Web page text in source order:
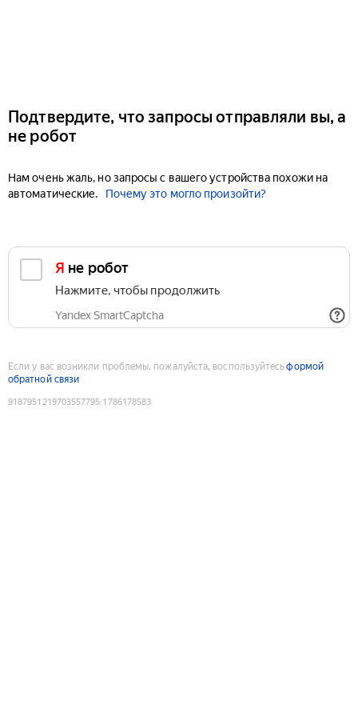
Подтвердите, что запросы отправляли вы, а
не робот
Нам очень жаль, но запросы с вашего устройства похожи на
автоматические.
Почему это могло произойти?
Я не робот
Нажмите, чтобы продолжить
Yandex SmartCaptcha
Если у вас возникли проблемы, пожалуйста, воспользуйтесьформой
обратной связи
9187951219703557795:1786178583